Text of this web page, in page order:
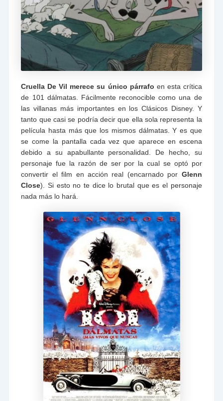
Cruella De Vil merece su único párrafo en esta crítica
de 101 dálmatas. Fácilmente reconocible como una de
las villanas más importantes en los Clásicos Disney. Y
tanto que casi se podría decir que ella sola representa la
película hasta más que los mismos dálmatas. Y es que
se come la pantalla cada vez que aparece en escena
debido a su apabullante personalidad. De hecho, su
personaje fue la razón de ser por la cual se optó por
convertir el film en acción real (encarnado por Glenn
Close). Si esto no te dice lo brutal que es el personaje
nada más lo hará.